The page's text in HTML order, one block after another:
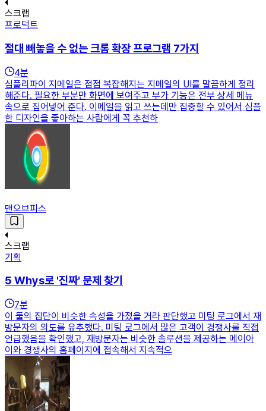
스크랩
프로덕트
절대 빼놓을 수 없는 크롬 확장 프로그램 7가지
4분
심플리파이 지메일은 점점 복잡해지는 지메일의 UI를 말끔하게 정리
해준다. 필요한 부분만 화면에 보여주고 부가 기능은 전부 상세 메뉴
속으로 집어넣어 준다. 이메일을 읽고 쓰는데만 집중할 수 있어서 심플
한 디자인을 좋아하는 사람에게 꼭 추천하
맨오브피스
스크랩
기획
5 Whys로 '진짜' 문제 찾기
7분
이 둘의 집단이 비슷한 속성을 가졌을 거라 판단했고 미팅 로그에서 재
방문자의 의도를 유추했다. 미팅 로그에서 많은 고객이 경쟁사를 직접
언급했음을 확인했고, 재방문자는 비슷한 솔루션을 제공하는 메이아
이와 경쟁사의 홈페이지에 접속해서 지속적으